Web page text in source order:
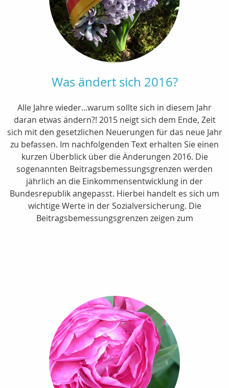
Was ändert sich 2016?
Alle Jahre wieder...warum sollte sich in diesem Jahr
daran etwas ändern?! 2015 neigt sich dem Ende, Zeit
sich mit den gesetzlichen Neuerungen für das neue Jahr
zu befassen. Im nachfolgenden Text erhalten Sie einen
kurzen Überblick über die Änderungen 2016. Die
sogenannten Beitragsbemessungsgrenzen werden
jährlich an die Einkommensentwicklung in der
Bundesrepublik angepasst. Hierbei handelt es sich um
wichtige Werte in der Sozialversicherung. Die
Beitragsbemessungsgrenzen zeigen zum